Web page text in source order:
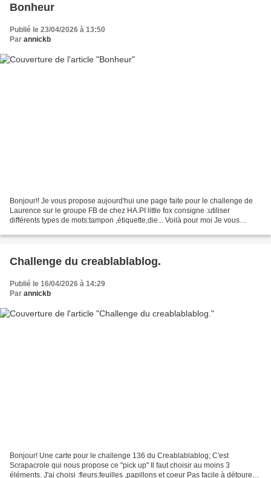
Bonheur
Publié le 23/04/2026 à 13:50
Par annickb
Bonjour!! Je vous propose aujourd'hui une page faite pour le challenge de
Laurence sur le groupe FB de chez HA.PI little fox consigne :utiliser
différents types de mots:tampon ,étiquette,die... Voilà pour moi Je vous
Challenge du creablablablog.
Publié le 16/04/2026 à 14:29
Par annickb
Bonjour! Une carte pour le challenge 136 du Creablablablog; C'est
Scrapacrole qui nous propose ce "pick up" Il faut choisir au moins 3
éléments. J'ai choisi :fleurs,feuilles ,papillons et coeur Pas facile à détourer